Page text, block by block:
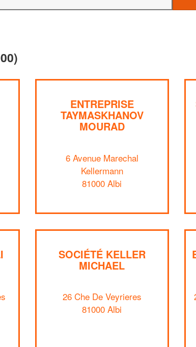
ENTREPRISE
TAYMASKHANOV
MOURAD
6 Avenue Marechal
Kellermann
81000 Albi
SOCIÉTÉ KELLER
MICHAEL
26 Che De Veyrieres
81000 Albi